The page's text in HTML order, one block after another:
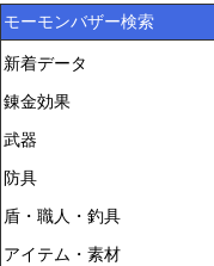
モーモンバザー検索
新着データ
錬金効果
武器
防具
盾・職人・釣具
アイテム・素材